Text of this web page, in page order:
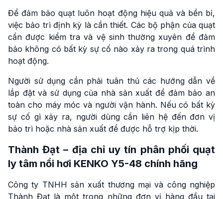
Để đảm bảo quạt luôn hoạt động hiệu quả và bền bỉ,
việc bảo trì định kỳ là cần thiết. Các bộ phận của quạt
cần được kiểm tra và vệ sinh thường xuyên để đảm
bảo không có bất kỳ sự cố nào xảy ra trong quá trình
hoạt động.
Người sử dụng cần phải tuân thủ các hướng dẫn về
lắp đặt và sử dụng của nhà sản xuất để đảm bảo an
toàn cho máy móc và người vận hành. Nếu có bất kỳ
sự cố gì xảy ra, người dùng cần liên hệ đến đơn vị
bảo trì hoặc nhà sản xuất để được hỗ trợ kịp thời.
Thành Đạt – địa chỉ uy tín phân phối quạt
ly tâm nồi hơi KENKO Y5-48 chính hãng
Công ty TNHH sản xuất thương mại và công nghiệp
Thành Đạt là một trong những đơn vị hàng đầu tại